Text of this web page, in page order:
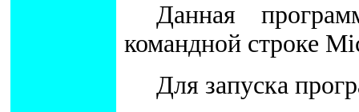
Данная
командной строке
Для запуска